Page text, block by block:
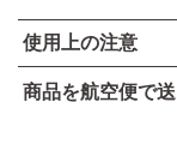
使用上の注意
傷、はれもの、
商品を航空便で